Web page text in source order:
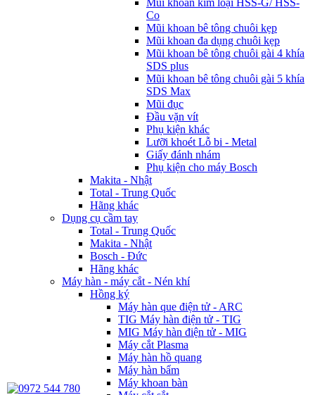
Co
Mũi khoan bê tông chuôi kẹp
Mũi khoan đa dụng chuôi kẹp
Mũi khoan bê tông chuôi gài 4 khía
SDS plus
Mũi khoan bê tông chuôi gài 5 khía
SDS Max
Mũi đục
Đầu vặn vít
Phụ kiện khác
Lưỡi khoét Lỗ bi - Metal
Giấy đánh nhám
Phụ kiện cho máy Bosch
Makita - Nhật
Total - Trung Quốc
Hãng khác
Dụng cụ cầm tay
Total - Trung Quốc
Makita - Nhật
Bosch - Đức
Hãng khác
Máy hàn - máy cắt - Nén khí
Hồng ký
Máy hàn que điện tử - ARC
TIG Máy hàn điện tử - TIG
MIG Máy hàn điện tử - MIG
Máy cắt Plasma
Máy hàn hồ quang
Máy hàn bẩm
Máy khoan bàn